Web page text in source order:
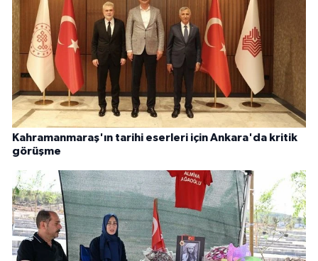
Kahramanmaraş'ın tarihi eserleri için Ankara'da kritik
görüşme